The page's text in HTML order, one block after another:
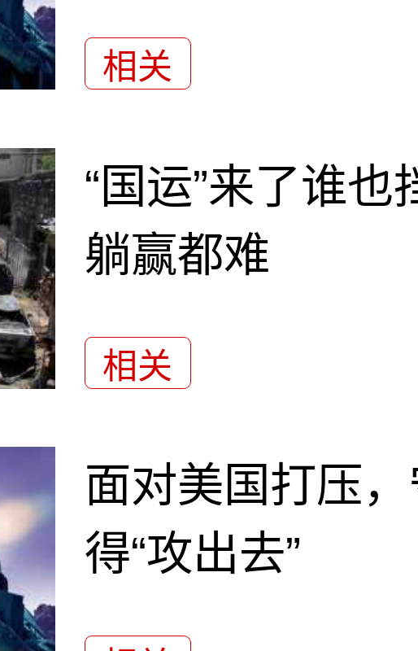
相关
“国运”来了谁
躺赢都难
相关
面对美国打压
得“攻出去”